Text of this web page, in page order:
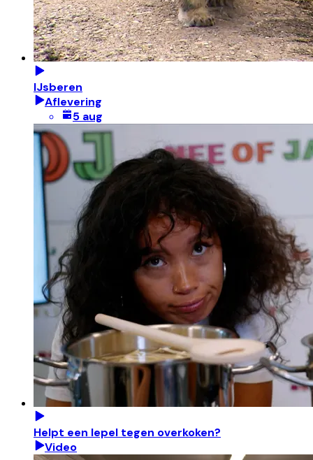
IJsberen
Aflevering
5 aug
Helpt een lepel tegen overkoken?
Video